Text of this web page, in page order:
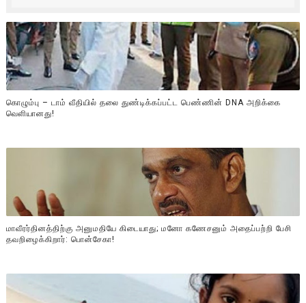
கொழும்பு – டாம் வீதியில் தலை துண்டிக்கப்பட்ட பெண்ணின் DNA அறிக்கை
வௌியானது!
மாவீரர்தினத்திற்கு அனுமதியே கிடையாது; மனோ கணேசனும் அதைப்பற்றி பேசி
தவறிழைக்கிறார்: பொன்சேகா!